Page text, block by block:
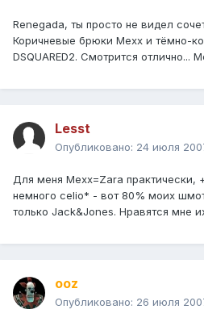
Renegada, ты просто не видел
Коричневые брюки Mexx и тёмно-
DSQUARED2. Смотрится отлично...
Lesst
Опубликовано: 24 июля
Для меня Mexx=Zara практически,
немного celio* - вот 80% моих
только Jack&Jones. Нравятся мне
ooz
Опубликовано: 26 июля